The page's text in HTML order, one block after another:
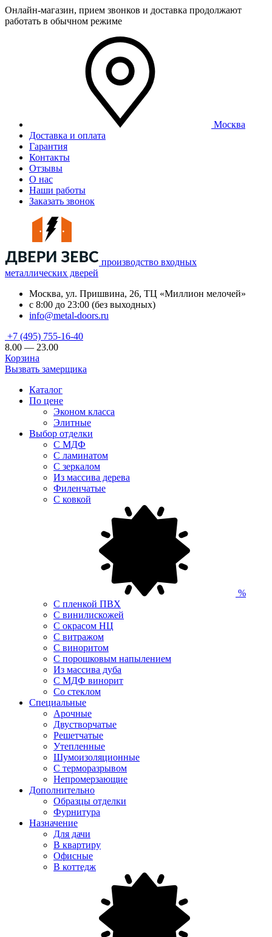
Онлайн-магазин, прием звонков и доставка продолжают
работать в обычном режиме
Москва
Доставка и оплата
Гарантия
Контакты
Отзывы
О нас
Наши работы
Заказать звонок
производство входных
металлических дверей
Москва, ул. Пришвина, 26, ТЦ «Миллион мелочей»
с 8:00 до 23:00 (без выходных)
info@metal-doors.ru
+7 (495) 755-16-40
8.00 — 23.00
Корзина
Вызвать замерщика
Каталог
По цене
Эконом класса
Элитные
Выбор отделки
С МДФ
С ламинатом
С зеркалом
Из массива дерева
Филенчатые
С ковкой
%
С пленкой ПВХ
С винилискожей
С окрасом НЦ
С витражом
С виноритом
С порошковым напылением
Из массива дуба
С МДФ винорит
Со стеклом
Специальные
Арочные
Двустворчатые
Решетчатые
Утепленные
Шумоизоляционные
С терморазрывом
Непромерзающие
Дополнительно
Образцы отделки
Фурнитура
Назначение
Для дачи
В квартиру
Офисные
В коттедж